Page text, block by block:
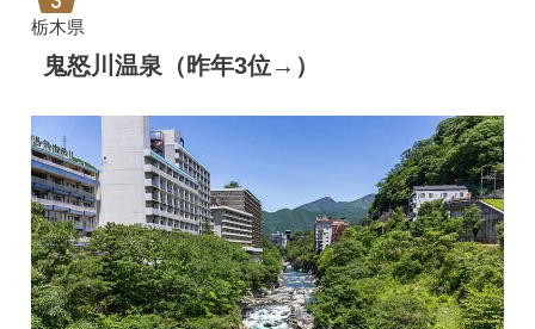
栃木県
鬼怒川温泉（昨年3位→）